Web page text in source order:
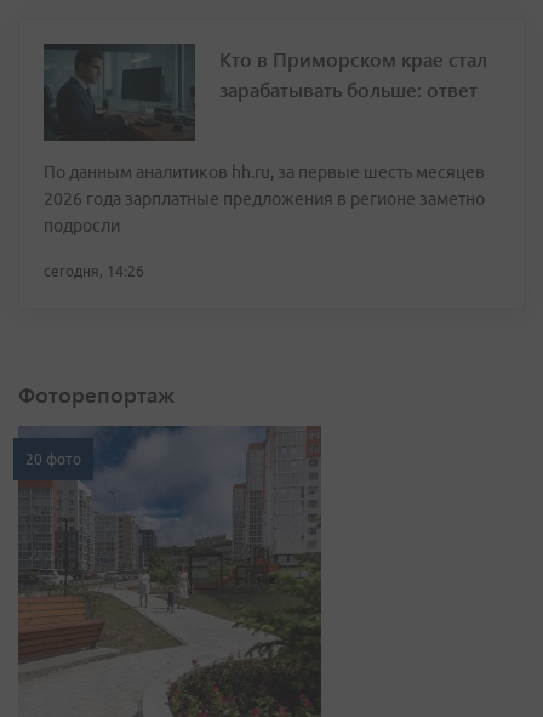
Кто в Приморском крае стал
зарабатывать больше: ответ
По данным аналитиков hh.ru, за первые шесть месяцев
2026 года зарплатные предложения в регионе заметно
подросли
сегодня, 14:26
Фоторепортаж
20 фото